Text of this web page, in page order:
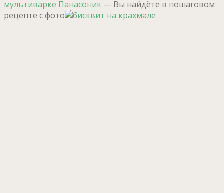
мультиварке Панасоник — Вы найдёте в пошаговом
рецепте с фото